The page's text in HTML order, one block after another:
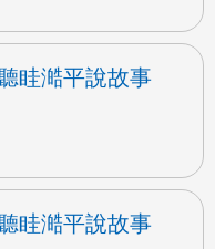
眭澔平說故事
眭澔平說故事